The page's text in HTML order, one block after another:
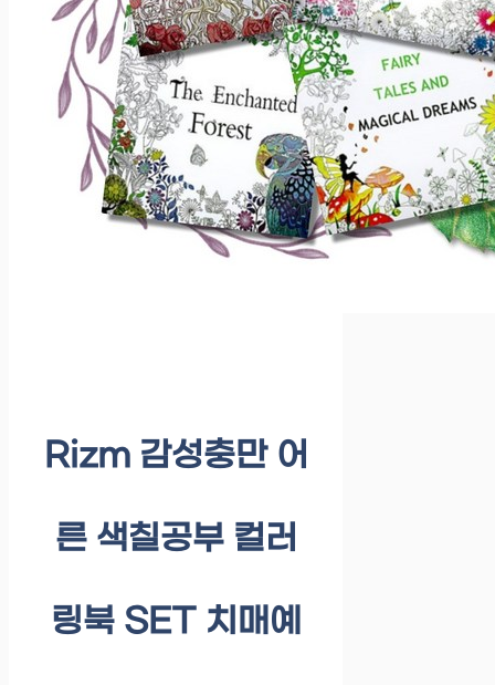
Rizm 감성충만 어
른 색칠공부 컬러
링북 SET 치매예